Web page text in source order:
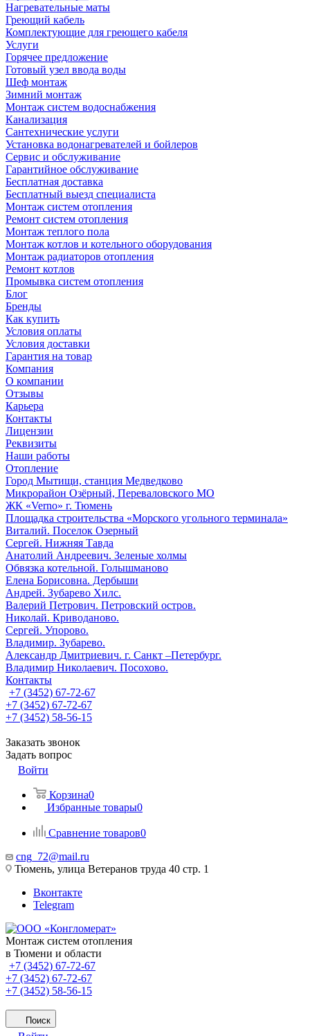
Нагревательные маты
Греющий кабель
Комплектующие для греющего кабеля
Услуги
Горячее предложение
Готовый узел ввода воды
Шеф монтаж
Зимний монтаж
Монтаж систем водоснабжения
Канализация
Сантехнические услуги
Установка водонагревателей и бойлеров
Сервис и обслуживание
Гарантийное обслуживание
Бесплатная доставка
Бесплатный выезд специалиста
Монтаж систем отопления
Ремонт систем отопления
Монтаж теплого пола
Монтаж котлов и котельного оборудования
Монтаж радиаторов отопления
Ремонт котлов
Промывка систем отопления
Блог
Бренды
Как купить
Условия оплаты
Условия доставки
Гарантия на товар
Компания
О компании
Отзывы
Карьера
Контакты
Лицензии
Реквизиты
Наши работы
Отопление
Город Мытищи, станция Медведково
Микрорайон Озёрный, Переваловского МО
ЖК «Verno» г. Тюмень
Площадка строительства «Морского угольного терминала»
Виталий. Поселок Озерный
Сергей. Нижняя Тавда
Анатолий Андреевич. Зеленые холмы
Обвязка котельной. Голышманово
Елена Борисовна. Дербыши
Андрей. Зубарево Хилс.
Валерий Петрович. Петровский остров.
Николай. Криводаново.
Сергей. Упорово.
Владимир. Зубарево.
Александр Дмитриевич. г. Санкт –Петербург.
Владимир Николаевич. Посохово.
Контакты
+7 (3452) 67-72-67
+7 (3452) 67-72-67
+7 (3452) 58-56-15
Заказать звонок
Задать вопрос
Войти
Корзина0
Избранные товары0
Сравнение товаров0
cng_72@mail.ru
Тюмень, улица Ветеранов труда 40 стр. 1
Вконтакте
Telegram
Монтаж систем отопления
в Тюмени и области
+7 (3452) 67-72-67
+7 (3452) 67-72-67
+7 (3452) 58-56-15
Поиск